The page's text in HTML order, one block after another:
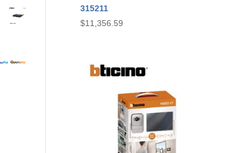
315211
$11,356.59